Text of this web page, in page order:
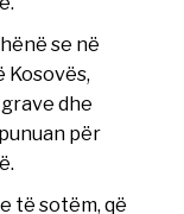
se në
Kosovës,
dhe
për
të sotëm, që